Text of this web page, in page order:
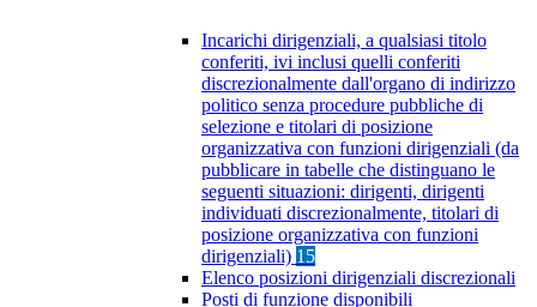
Incarichi dirigenziali, a qualsiasi titolo
conferiti, ivi inclusi quelli conferiti
discrezionalmente dall'organo di indirizzo
politico senza procedure pubbliche di
selezione e titolari di posizione
organizzativa con funzioni dirigenziali (da
pubblicare in tabelle che distinguano le
seguenti situazioni: dirigenti, dirigenti
individuati discrezionalmente, titolari di
posizione organizzativa con funzioni
dirigenziali) 15
Elenco posizioni dirigenziali discrezionali
Posti di funzione disponibili